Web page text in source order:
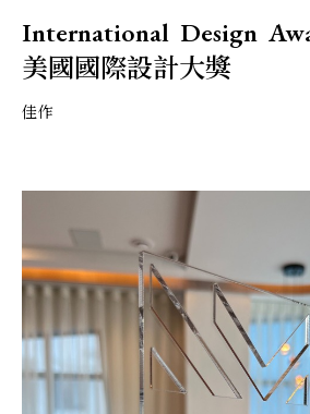
International Design
美國國際設計大獎
佳作